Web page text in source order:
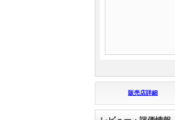
販売店詳細